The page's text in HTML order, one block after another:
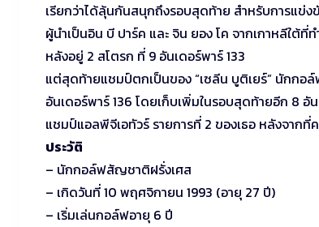
เรียกว่าได้ลุ้นกันสนุกถึงรอบสุดท้าย สำหรับการแข่
ผู้นำเป็นอิน บี ปาร์ค และ จิน ยอง โค จากเกาหลีใต้ที่
หลังอยู่ 2 สโตรก ที่ 9 อันเดอร์พาร์ 133
แต่สุดท้ายแชมป์ตกเป็นของ “เซลีน บูติเยร์” นักกอ
อันเดอร์พาร์ 136 โดยเก็บเพิ่มในรอบสุดท้ายอีก 8
แชมป์แอลพีจีเอทัวร์ รายการที่ 2 ของเธอ หลังจากที่
ประวัติ
– นักกอล์ฟสัญชาติฝรั่งเศส
– เกิดวันที่ 10 พฤศจิกายน 1993 (อายุ 27 ปี)
– เริ่มเล่นกอล์ฟอายุ 6 ปี